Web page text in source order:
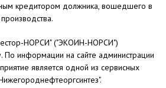
кредитором должника, вошедшего в
НОРСИ" ("ЭКОИН-НОРСИ")
По информации на сайте администрации
является одной из сервисных